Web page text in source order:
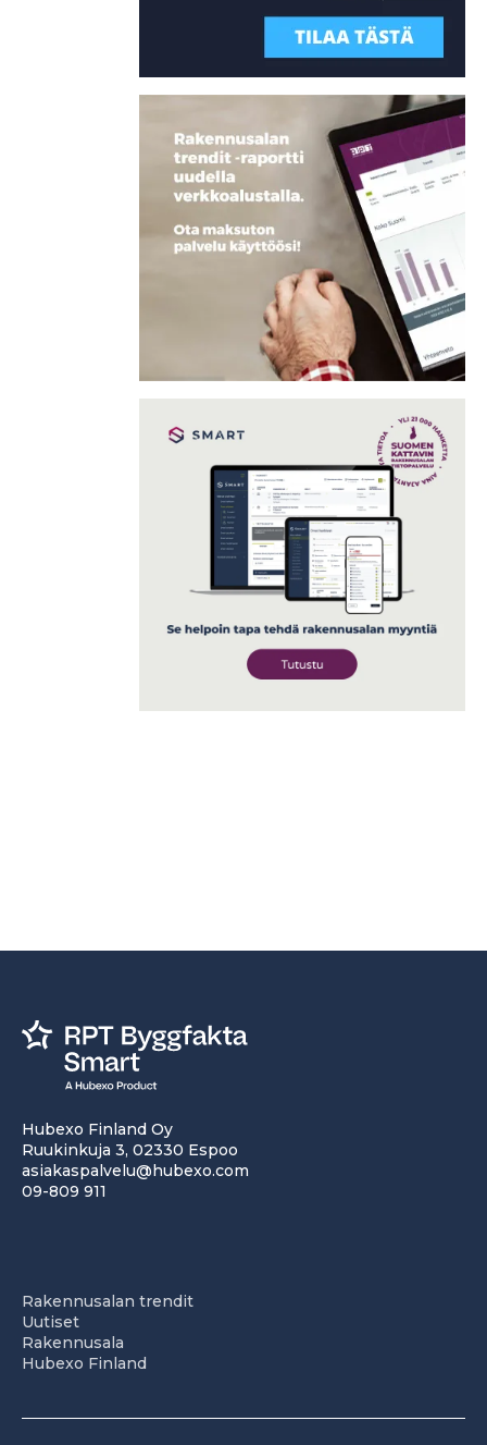
Hubexo Finland Oy
Ruukinkuja 3, 02330 Espoo
asiakaspalvelu@hubexo.com
09-809 911
Rakennusalan trendit
Uutiset
Rakennusala
Hubexo Finland